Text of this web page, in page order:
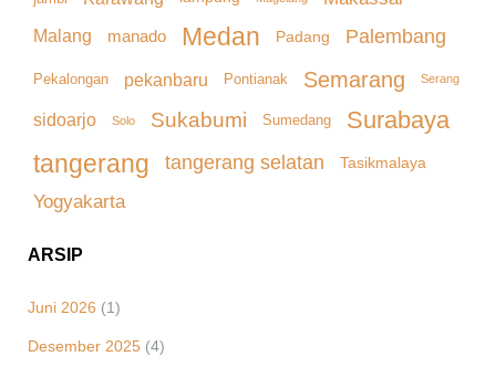
Malang manado Medan Padang Palembang
Pekalongan pekanbaru Pontianak Semarang Serang
sidoarjo Solo Sukabumi Sumedang Surabaya
tangerang tangerang selatan Tasikmalaya
Yogyakarta
ARSIP
Juni 2026 (1)
Desember 2025 (4)